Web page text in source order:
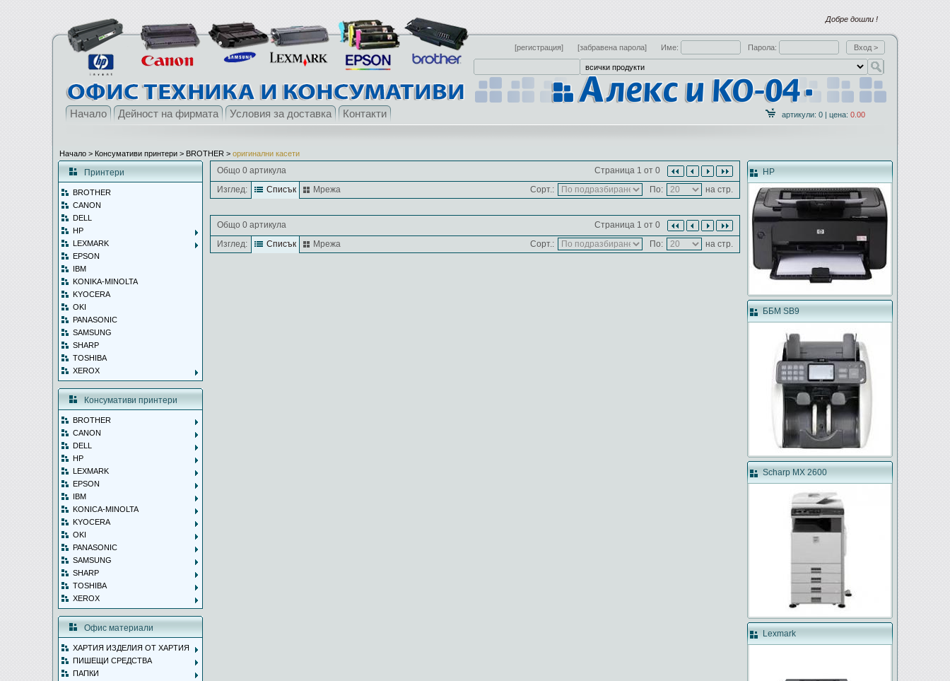
Добре дошли !
[регистрация] [забравена парола] Име: Парола:
Начало Дейност на фирмата Условия за доставка Контакти артикули: 0 | цена: 0.00
Начало > Консумативи принтери > BROTHER > оригинални касети
Принтери
BROTHER
CANON
DELL
HP
LEXMARK
EPSON
IBM
KONIKA-MINOLTA
KYOCERA
OKI
PANASONIC
SAMSUNG
SHARP
TOSHIBA
XEROX
Консумативи принтери
BROTHER
CANON
DELL
HP
LEXMARK
EPSON
IBM
KONICA-MINOLTA
KYOCERA
OKI
PANASONIC
SAMSUNG
SHARP
TOSHIBA
XEROX
Офис материали
ХАРТИЯ ИЗДЕЛИЯ ОТ ХАРТИЯ
ПИШЕЩИ СРЕДСТВА
ПАПКИ
Общо 0 артикула
Страница 1 от 0
Изглед:
Списък Мрежа Сорт.: По: на стр.
Общо 0 артикула
Страница 1 от 0
Изглед:
Списък Мрежа Сорт.: По: на стр.
HP
ББМ SB9
Scharp MX 2600
Lexmark